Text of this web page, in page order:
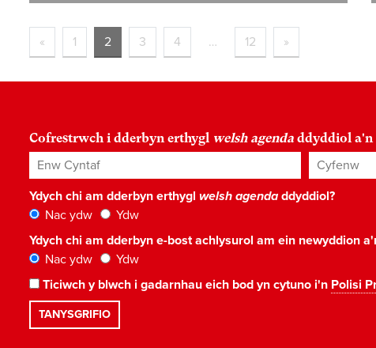
« 1 2 3 4 … 12 »
Cofrestrwch i dderbyn erthygl welsh agenda ddyddiol a'n
Enw Cyntaf Cyfenw
Ydych chi am dderbyn erthygl welsh agendaddyddiol?
Nac ydw
Ydw
Ydych chi am dderbyn e-bost achlysurol am ein newyddion
Nac ydw
Ydw
Ticiwch y blwch i gadarnhau eich bod yn cytuno i'n Polisi